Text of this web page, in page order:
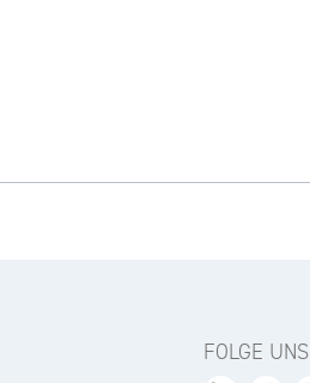
FOLGE UNS